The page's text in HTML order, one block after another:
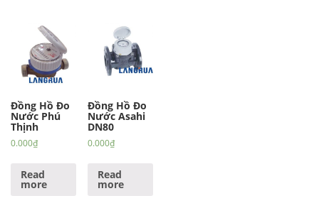
Đồng Hồ Đo
Nước Phú
Thịnh
0.000₫
Read
more
Đồng Hồ Đo
Nước Asahi
DN80
0.000₫
Read
more